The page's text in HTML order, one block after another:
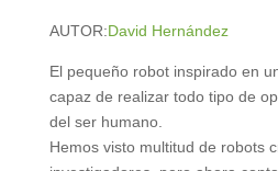
AUTOR:David Hernández
El pequeño robot inspirado en
capaz de realizar todo tipo de
del ser humano.
Hemos visto multitud de robots